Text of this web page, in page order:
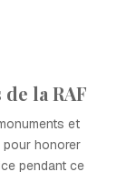
la RAF
et
honorer
pendant ce